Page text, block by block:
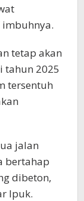
imbuhnya.
tetap akan
tahun 2025
tersentuh
jalan
bertahap
dibeton,
Ipuk.